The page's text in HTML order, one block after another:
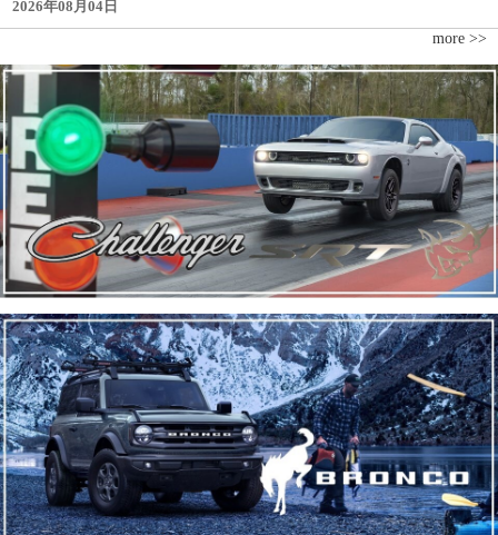
2026年08月04日
more >>